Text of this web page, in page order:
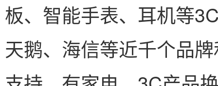
板、智能手表、耳机等
天鹅、海信等近千个品